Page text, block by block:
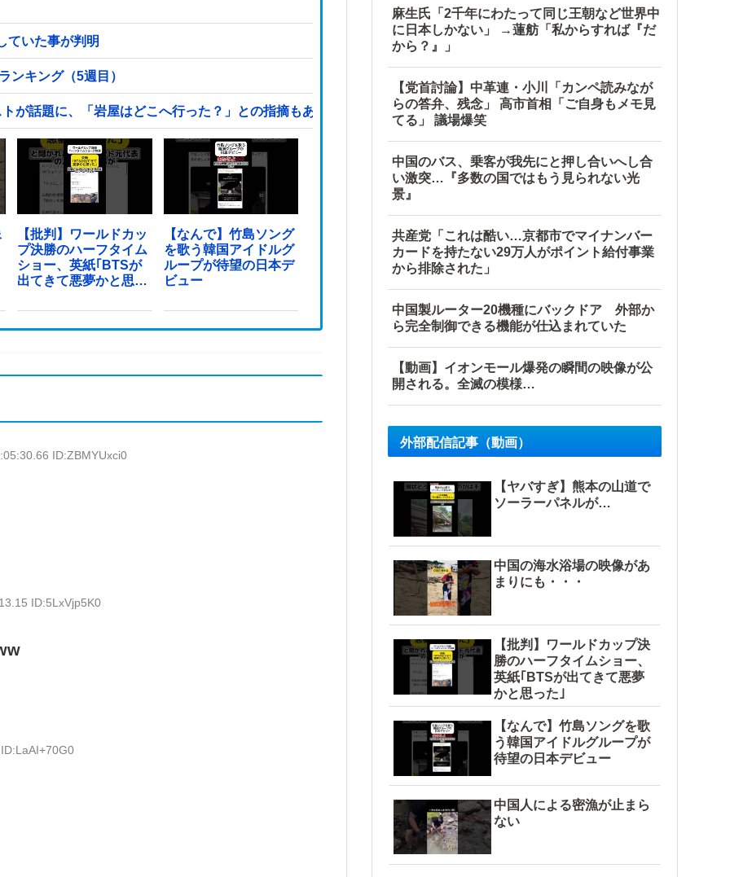
ていた事が判明
ンキング（5週目）
が話題に、「岩屋はどこへ行った？」との指摘もあるが……他
【批判】ワールドカッ
プ決勝のハーフタイム
ショー、英紙｢BTSが
出てきて悪夢かと思っ
【なんで】竹島ソング
を歌う韓国アイドルグ
ループが待望の日本デ
ビュー
ID:ZBMYUxci0
ID:5LxVjp5K0
麻生氏「2千年にわたって同じ王朝など世界中
に日本しかない」 →蓮舫「私からすれば『だ
から？』」
【党首討論】中革連・小川「カンペ読みなが
らの答弁、残念」 高市首相「ご自身もメモ見
てる」 議場爆笑
中国のバス、乗客が我先にと押し合いへし合
い激突…『多数の国ではもう見られない光
景』
共産党「これは酷い…京都市でマイナンバー
カードを持たない29万人がポイント給付事業
から排除された」
中国製ルーター20機種にバックドア 外部か
ら完全制御できる機能が仕込まれていた
【動画】イオンモール爆発の瞬間の映像が公
開される。全滅の模様…
外部配信記事（動画）
【ヤバすぎ】熊本の山道で
ソーラーパネルが…
中国の海水浴場の映像があ
まりにも・・・
【批判】ワールドカップ決
勝のハーフタイムショー、
英紙｢BTSが出てきて悪夢
かと思った｣
【なんで】竹島ソングを歌
う韓国アイドルグループが
待望の日本デビュー
中国人による密漁が止まら
ない